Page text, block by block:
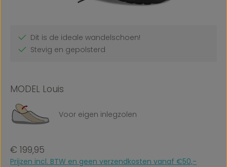
Dit is de ideale wandelschoen!
Stevig en gepolsterd
MODEL Louis
Voor eigen inlegzolen
Normale prijs:
€ 199,95
Prijzen incl. BTW en geen verzendkosten vanaf €50,-